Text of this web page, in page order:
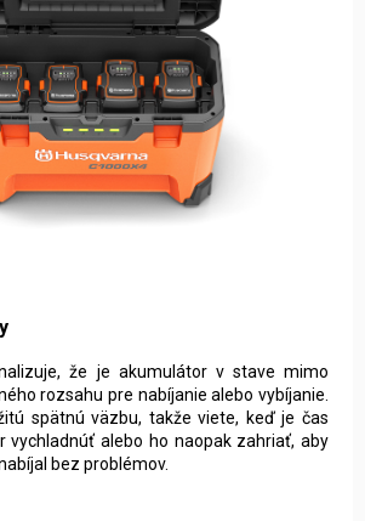
že je akumulátor v stave mimo
rozsahu pre nabíjanie alebo vybíjanie.
spätnú väzbu, takže viete, keď je čas
vychladnúť alebo ho naopak zahriať, aby
bez problémov.